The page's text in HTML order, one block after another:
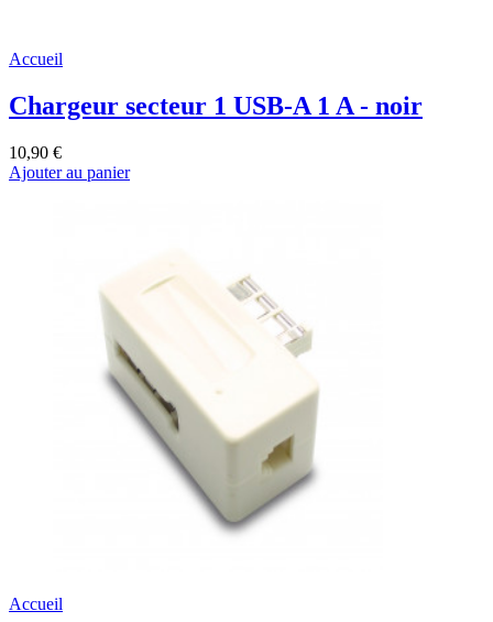
Accueil
Chargeur secteur 1 USB-A 1 A - noir
10,90 €
Ajouter au panier
Accueil